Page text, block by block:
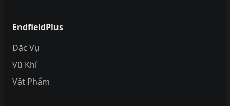
EndfieldPlus
Đặc Vụ
Vũ Khí
Vật Phẩm